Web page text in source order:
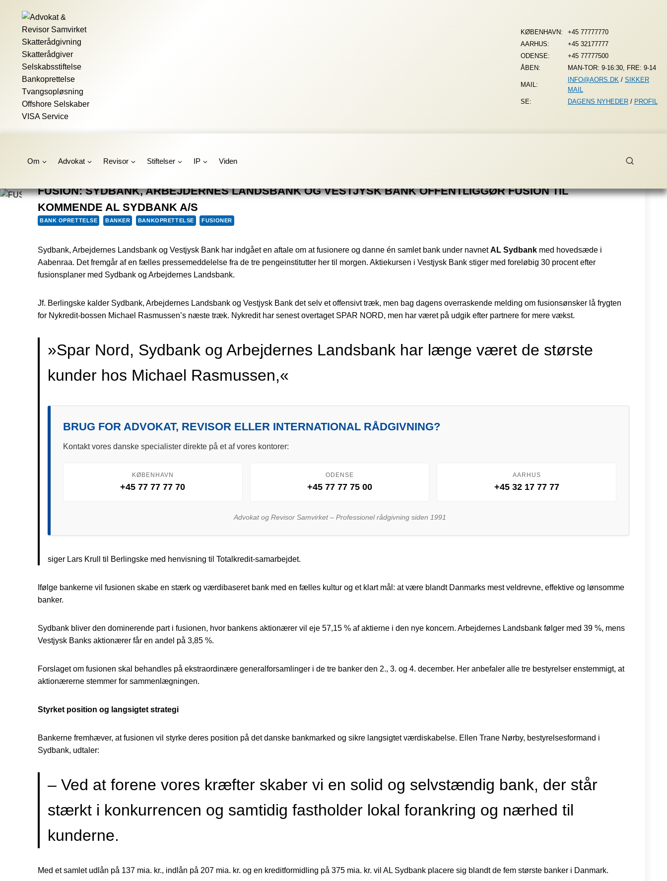
indhold
KØBENHAVN:
+45 77777770
AARHUS:
+45 32177777
ODENSE:
+45 77777500
ÅBEN:
MAN-TOR: 9-16:30, FRE: 9-14
MAIL:
INFO@AORS.DK / SIKKER
MAIL
SE:
DAGENS NYHEDER / PROFIL
Om Advokat Revisor Stiftelser IP Viden
FUSION: SYDBANK, ARBEJDERNES LANDSBANK OG VESTJYSK BANK OFFENTLIGGØR FUSION TIL
KOMMENDE AL SYDBANK A/S
BANK OPRETTELSE BANKER BANKOPRETTELSE FUSIONER
Sydbank, Arbejdernes Landsbank og Vestjysk Bank har indgået en aftale om at fusionere og danne én samlet bank under navnetAL Sydbank med hovedsæde i
Aabenraa. Det fremgår af en fælles pressemeddelelse fra de tre pengeinstitutter her til morgen. Aktiekursen i Vestjysk Bank stiger med foreløbig 30 procent efter
fusionsplaner med Sydbank og Arbejdernes Landsbank.
Jf. Berlingske kalder Sydbank, Arbejdernes Landsbank og Vestjysk Bank det selv et offensivt træk, men bag dagens overraskende melding om fusionsønsker lå frygten
for Nykredit-bossen Michael Rasmussen’s næste træk. Nykredit har senest overtaget SPAR NORD, men har været på udgik efter partnere for mere vækst.
»Spar Nord, Sydbank og Arbejdernes Landsbank har længe været de største
kunder hos Michael Rasmussen,«
BRUG FOR ADVOKAT, REVISOR ELLER INTERNATIONAL RÅDGIVNING?
Kontakt vores danske specialister direkte på et af vores kontorer:
KØBENHAVN
+45 77 77 77 70
ODENSE
+45 77 77 75 00
AARHUS
+45 32 17 77 77
Advokat og Revisor Samvirket – Professionel rådgivning siden 1991
siger Lars Krull til Berlingske med henvisning til Totalkredit-samarbejdet.
Ifølge bankerne vil fusionen skabe en stærk og værdibaseret bank med en fælles kultur og et klart mål: at være blandt Danmarks mest veldrevne, effektive og lønsomme
banker.
Sydbank bliver den dominerende part i fusionen, hvor bankens aktionærer vil eje 57,15 % af aktierne i den nye koncern. Arbejdernes Landsbank følger med 39 %, mens
Vestjysk Banks aktionærer får en andel på 3,85 %.
Forslaget om fusionen skal behandles på ekstraordinære generalforsamlinger i de tre banker den 2., 3. og 4. december. Her anbefaler alle tre bestyrelser enstemmigt, at
aktionærerne stemmer for sammenlægningen.
Styrket position og langsigtet strategi
Bankerne fremhæver, at fusionen vil styrke deres position på det danske bankmarked og sikre langsigtet værdiskabelse. Ellen Trane Nørby, bestyrelsesformand i
Sydbank, udtaler:
– Ved at forene vores kræfter skaber vi en solid og selvstændig bank, der står
stærkt i konkurrencen og samtidig fastholder lokal forankring og nærhed til
kunderne.
Med et samlet udlån på 137 mia. kr., indlån på 207 mia. kr. og en kreditformidling på 375 mia. kr. vil AL Sydbank placere sig blandt de fem største banker i Danmark.